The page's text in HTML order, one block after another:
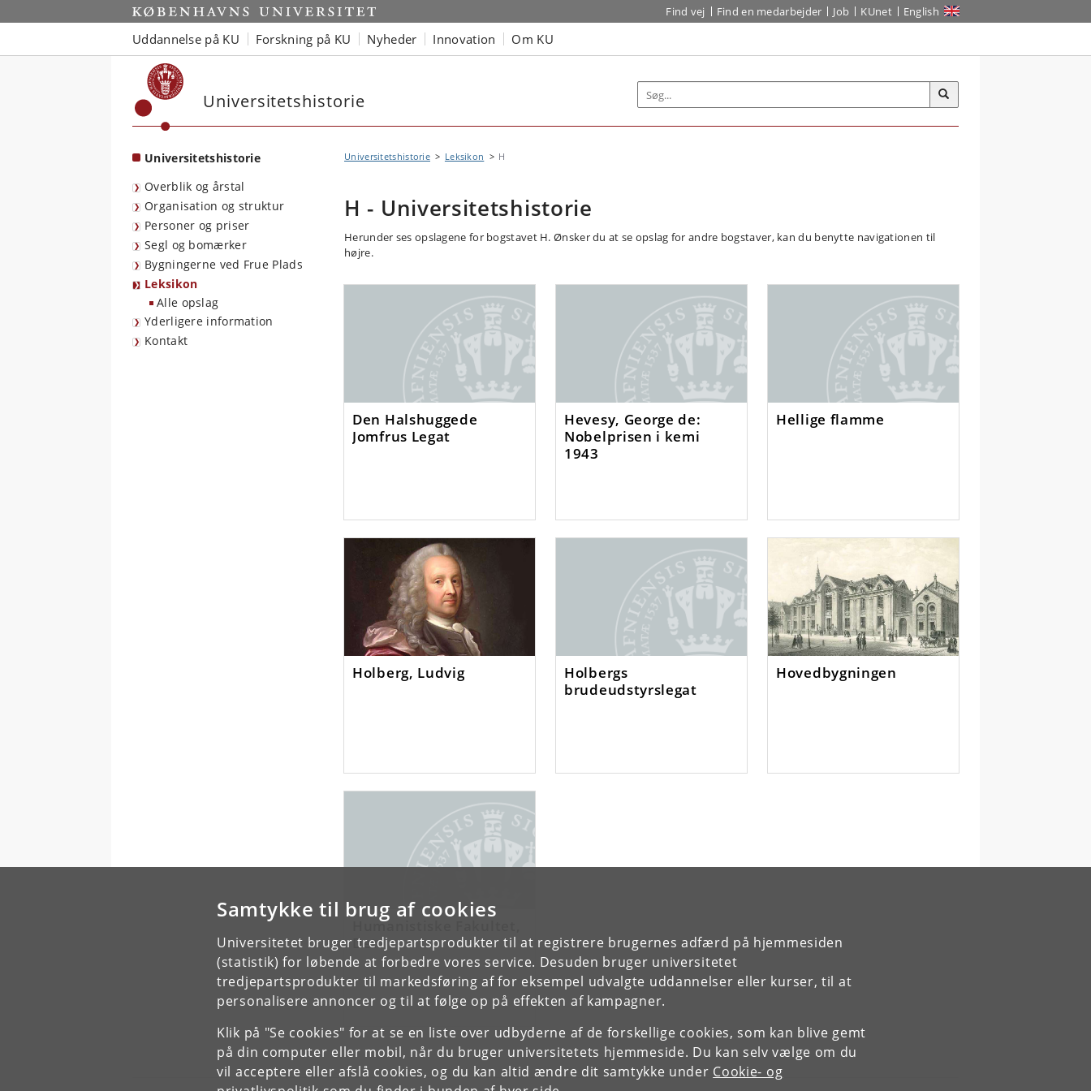
Samtykke til brug af cookies
Universitetet bruger tredjepartsprodukter til at registrere brugernes adfærd på hjemmesiden
(statistik) for løbende at forbedre vores service. Desuden bruger universitetet
tredjepartsprodukter til markedsføring af for eksempel udvalgte uddannelser eller kurser, til at
personalisere annoncer og til at følge op på effekten af kampagner.
Klik på "Se cookies" for at se en liste over udbyderne af de forskellige cookies, som kan blive gemt
på din computer eller mobil, når du bruger universitetets hjemmeside. Du kan selv vælge om du
vil acceptere eller afslå cookies, og du kan altid ændre dit samtykke under Cookie- og
Start Find vej Find en medarbejder Job KUnet English
Uddannelse på KU Forskning på KU Nyheder Innovation Om KU
Universitetshistorie
Universitetshistorie
Overblik og årstal
Organisation og struktur
Personer og priser
Segl og bomærker
Bygningerne ved Frue Plads
Leksikon
Alle opslag
Yderligere information
Kontakt
Universitetshistorie Leksikon H
H - Universitetshistorie
Herunder ses opslagene for bogstavet H. Ønsker du at se opslag for andre bogstaver, kan du benytte navigationen til
højre.
Den Halshuggede
Jomfrus Legat
Hevesy, George de:
Nobelprisen i kemi
1943
Hellige flamme
Holberg, Ludvig
Holbergs
brudeudstyrslegat
Hovedbygningen
Humanistiske Fakultet,
Det